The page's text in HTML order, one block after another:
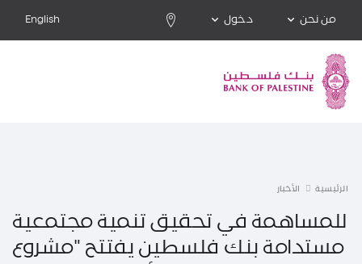
من نحن دخول English
الرئيسية الأخبار
للمساهمة في تحقيق تنمية مجتمعية
مستدامة بنك فلسطين يفتتح "مشروع